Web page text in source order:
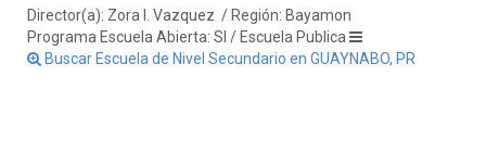
Director(a): Zora I. Vazquez / Región: Bayamon
Programa Escuela Abierta: SI / Escuela Publica
Buscar Escuela de Nivel Secundario en GUAYNABO, PR